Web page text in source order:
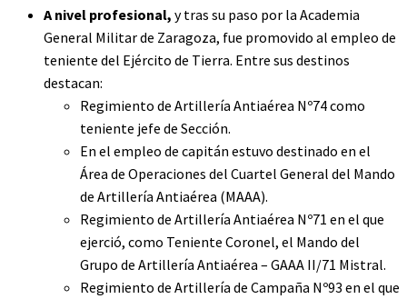
A nivel profesional, y tras su paso por la Academia
General Militar de Zaragoza, fue promovido al empleo de
teniente del Ejército de Tierra. Entre sus destinos
destacan:
Regimiento de Artillería Antiaérea Nº74 como
teniente jefe de Sección.
En el empleo de capitán estuvo destinado en el
Área de Operaciones del Cuartel General del Mando
de Artillería Antiaérea (MAAA).
Regimiento de Artillería Antiaérea Nº71 en el que
ejerció, como Teniente Coronel, el Mando del
Grupo de Artillería Antiaérea – GAAA II/71 Mistral.
Regimiento de Artillería de Campaña Nº93 en el que